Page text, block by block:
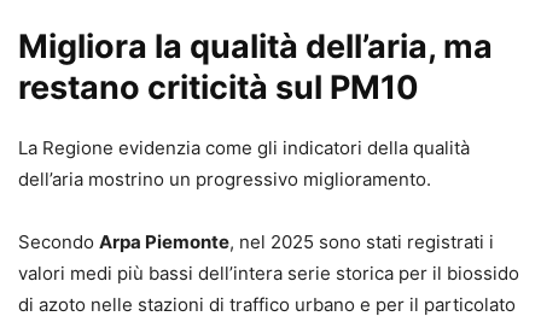
Migliora la qualità dell’aria, ma
restano criticità sul PM10
La Regione evidenzia come gli indicatori della qualità
dell’aria mostrino un progressivo miglioramento.
Secondo Arpa Piemonte, nel 2025 sono stati registrati i
valori medi più bassi dell’intera serie storica per il biossido
di azoto nelle stazioni di traffico urbano e per il particolato